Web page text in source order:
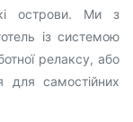
острови. Ми з
із системою
релаксу, або
для самостійних